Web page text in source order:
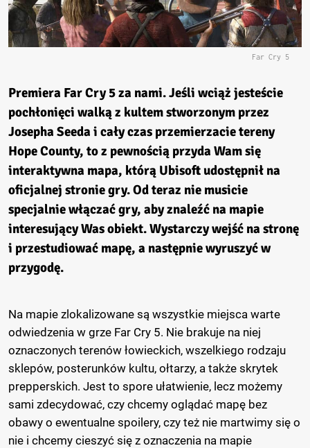
Far Cry 5
Premiera Far Cry 5 za nami. Jeśli wciąż jesteście
pochłonięci walką z kultem stworzonym przez
Josepha Seeda i cały czas przemierzacie tereny
Hope County, to z pewnością przyda Wam się
interaktywna mapa, którą Ubisoft udostępnił na
oficjalnej stronie gry. Od teraz nie musicie
specjalnie włączać gry, aby znaleźć na mapie
interesujący Was obiekt. Wystarczy wejść na stronę
i przestudiować mapę, a następnie wyruszyć w
przygodę.
Na mapie zlokalizowane są wszystkie miejsca warte
odwiedzenia w grze Far Cry 5. Nie brakuje na niej
oznaczonych terenów łowieckich, wszelkiego rodzaju
sklepów, posterunków kultu, ołtarzy, a także skrytek
prepperskich. Jest to spore ułatwienie, lecz możemy
sami zdecydować, czy chcemy oglądać mapę bez
obawy o ewentualne spoilery, czy też nie martwimy się o
nie i chcemy cieszyć się z oznaczenia na mapie